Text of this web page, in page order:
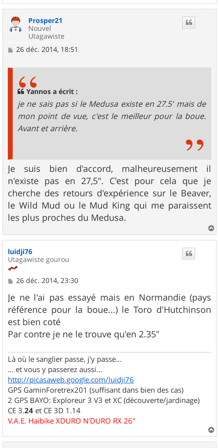
a
Prosper21
Nouvel
Utagawiste
M
26 déc. 2014, 18:51
Yannos a écrit :
je ne sais pas si le Medusa existe en 27.5' mais de
mon point de vue, c'est le meilleur pour la boue.
Avant et arrière.
Je suis bien d'accord, malheureusement il
n'existe pas en 27,5". C'est pour cela que je
cherche des retours d'expérience sur le Beaver,
le Wild Mud ou le Mud King qui me paraissent
les plus proches du Medusa.
a
luidji76
Utagawiste gourou
M
s
s
a
g
e
26 déc. 2014, 23:30
Je ne l'ai pas essayé mais en Normandie (pays
référence pour la boue...) le Toro d'Hutchinson
est bien coté
Par contre je ne le trouve qu'en 2.35"
Là où le sanglier passe, j'y passe...
... et vous y passerez aussi...
http://picasaweb.google.com/luidji76
GPS GaminForetrex201 (suffisant dans bien des cas)
2 GPS BAYO: Exploreur 3 V3 et XC (découverte/jardinage)
CE 3.24 et CE 3D 1.14
V.A.E. Haibike XDURO N'DURO RX 26"
a